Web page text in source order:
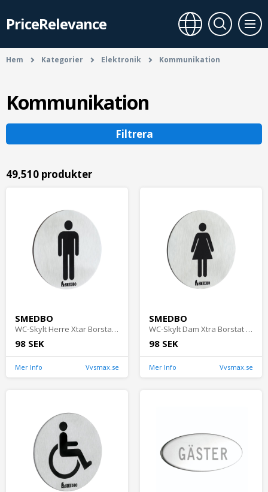
PriceRelevance
Hem Kategorier Elektronik Kommunikation
Kommunikation
Filtrera
49,510 produkter
SMEDBO
WC-Skylt Herre Xtar Borstat Rostfritt Stål Smedbo FS957
98 SEK
Mer Info Vvsmax.se
SMEDBO
WC-Skylt Dam Xtra Borstat Rostfritt Stål Smedbo FS956
98 SEK
Mer Info Vvsmax.se